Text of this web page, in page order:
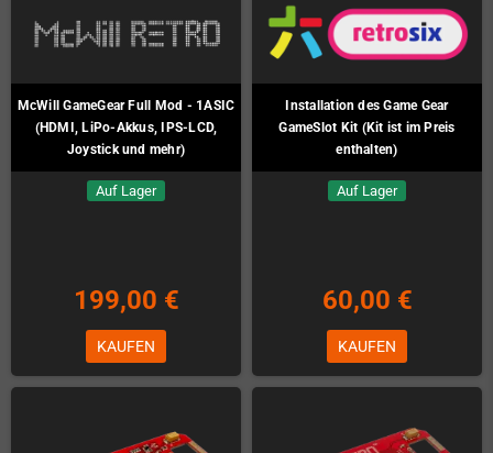
McWill GameGear Full Mod - 1ASIC
(HDMI, LiPo-Akkus, IPS-LCD,
Joystick und mehr)
Auf Lager
199,00 €
KAUFEN
Installation des Game Gear
GameSlot Kit (Kit ist im Preis
enthalten)
Auf Lager
60,00 €
KAUFEN